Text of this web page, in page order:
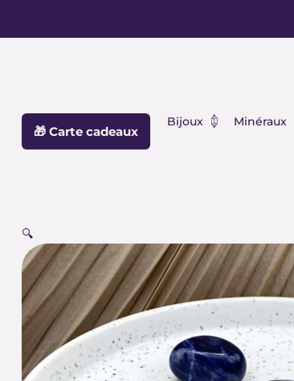
🎁 Carte cadeaux
Bijoux Ouvrir Bijoux
Minéraux
🔍